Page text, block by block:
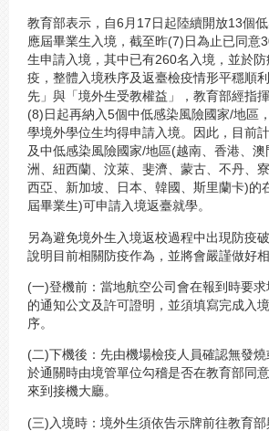
教育部表示，自6月17日起陸續開放13個
應屆畢業生入境，截至昨(7)日為止已同意
生申請入境，其中已有260名入境，並於
疫，整體入境秩序及返臺檢疫情形平穩順
先」與「境外生受教權益」，教育部經指
(8)日起再納入5個中低感染風險國家/地區
學境外學位生均得申請入境。因此，目前
及中低感染風險國家/地區(越南、香港、
洲、紐西蘭、汶萊、斐濟、蒙古、不丹、
西亞、新加坡、日本、韓國、斯里蘭卡)的
屆畢業生)可申請入境返臺就學。
另為避免境外生入境返校過程中出現防疫
說明目前相關防疫作為，並將會嚴謹做好
(一)登機前：當地航空公司會在報到時要
的通知公文及許可證明，並須填寫完成入
序。
(二)下機後：先由機場檢疫人員確認無發
於通關時由境管單位勾稽是否在教育部同
來到接機大廳。
(三)入境時：境外生須依告示牌前往教育